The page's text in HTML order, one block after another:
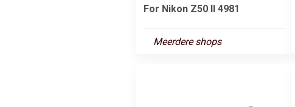
For Nikon Z50 II 4981
Meerdere shops